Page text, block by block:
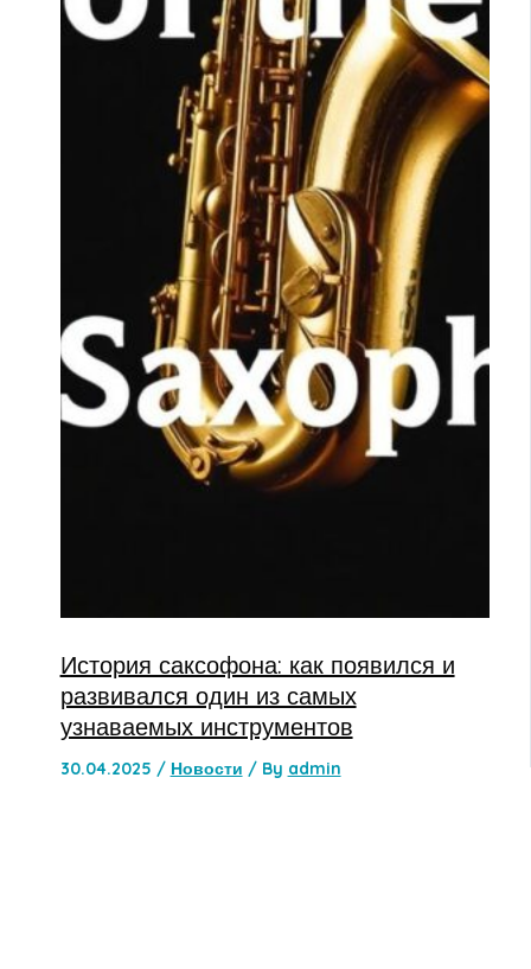
История саксофона: как появился и
развивался один из самых
узнаваемых инструментов
30.04.2025 / Новости / By admin